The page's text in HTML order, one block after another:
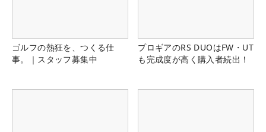
ゴルフの熱狂を、つくる仕
事。｜スタッフ募集中
プロギアのRS DUOはFW・UT
も完成度が高く購入者続出！